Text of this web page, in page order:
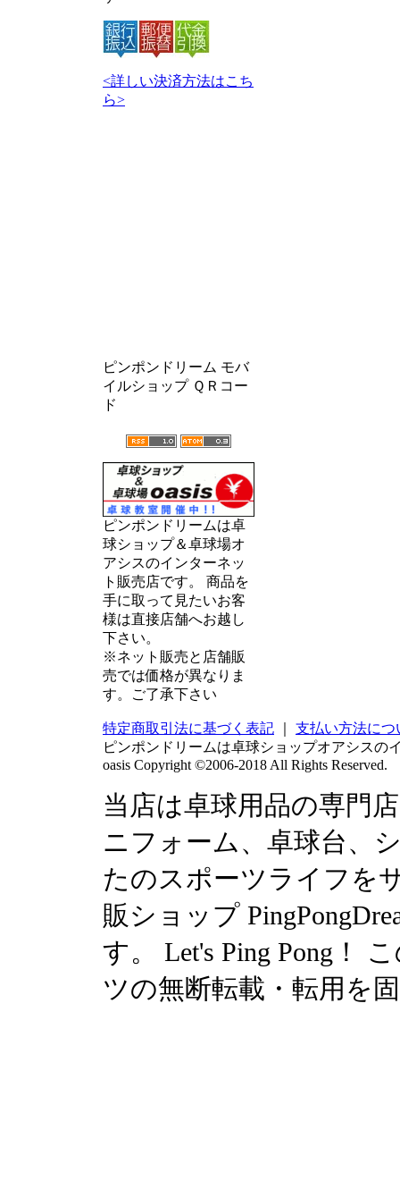
<詳しい決済方法はこち
ら>
ピンポンドリーム モバ
イルショップ ＱＲコー
ド
ピンポンドリームは卓
球ショップ＆卓球場オ
アシスのインターネッ
ト販売店です。 商品を
手に取って見たいお客
様は直接店舗へお越し
下さい。
※ネット販売と店舗販
売では価格が異なりま
す。ご了承下さい
特定商取引法に基づく表記
支払い方法につ
ピンポンドリームは卓球ショップオアシスの
oasis Copyright ©2006-2018 All Rights Reserved.
当店は卓球用品の専門
ニフォーム、卓球台、
たのスポーツライフを
販ショップ
す。 Let's Ping Pong！
ツの無断転載・転用を